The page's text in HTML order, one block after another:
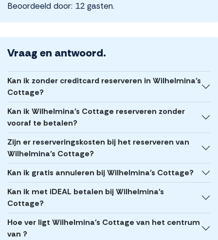
Beoordeeld door: 12 gasten.
Vraag en antwoord.
Kan ik zonder creditcard reserveren in Wilhelmina's
Cottage?
Kan ik Wilhelmina's Cottage reserveren zonder
vooraf te betalen?
Zijn er reserveringskosten bij het reserveren van
Wilhelmina's Cottage?
Kan ik gratis annuleren bij Wilhelmina's Cottage?
Kan ik met iDEAL betalen bij Wilhelmina's
Cottage?
Hoe ver ligt Wilhelmina's Cottage van het centrum
van ?